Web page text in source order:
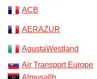
(495)
477-
33-81
О выставке
Партнеры выставки
ACB
AERAZUR
AgustaWestland
Air Transport Europe
Almusallh